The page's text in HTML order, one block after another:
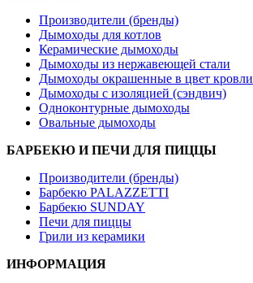
Производители (бренды)
Дымоходы для котлов
Керамические дымоходы
Дымоходы из нержавеющей стали
Дымоходы окрашенные в цвет кровли
Дымоходы с изоляцией (сэндвич)
Одноконтурные дымоходы
Овальные дымоходы
БАРБЕКЮ И ПЕЧИ ДЛЯ ПИЦЦЫ
Производители (бренды)
Барбекю PALAZZETTI
Барбекю SUNDAY
Печи для пиццы
Грили из керамики
ИНФОРМАЦИЯ